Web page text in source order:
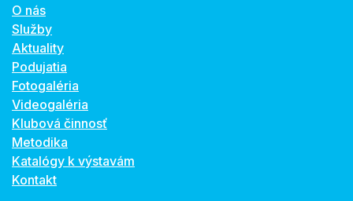
O nás
Služby
Aktuality
Podujatia
Fotogaléria
Videogaléria
Klubová činnosť
Metodika
Katalógy k výstavám
Kontakt